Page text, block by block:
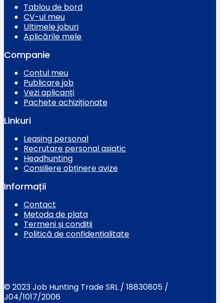
Tablou de bord
CV-ul meu
Ultimele joburi
Aplicările mele
Companie
Contul meu
Publicare job
Vezi aplicanți
Pachete achiziționate
Linkuri
Leasing personal
Recrutare personal asiatic
Headhunting
Consiliere obținere avize
Informații
Contact
Metoda de plata
Termeni și condiții
Politică de confidențialitate
© 2023 Job Hunting Trade SRL / 18830805 /
J04/1017/2006